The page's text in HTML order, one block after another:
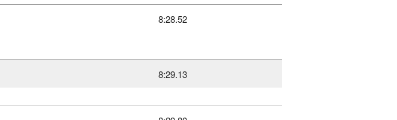
8:28.52
8:29.13